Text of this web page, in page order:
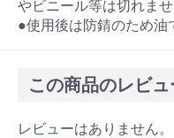
やビニール等は切れませ
●使用後は防錆のため油
この商品のレビュ
レビューはありません。